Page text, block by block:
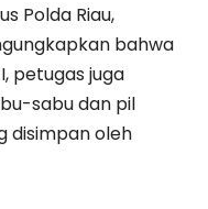
Polda Riau,
bahwa
petugas juga
sabu dan pil
disimpan oleh